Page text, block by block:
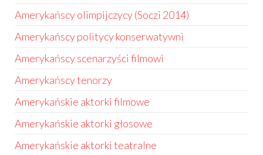
Amerykańscy olimpijczycy (Soczi 2014)
Amerykańscy politycy konserwatywni
Amerykańscy scenarzyści filmowi
Amerykańscy tenorzy
Amerykańskie aktorki filmowe
Amerykańskie aktorki głosowe
Amerykańskie aktorki teatralne